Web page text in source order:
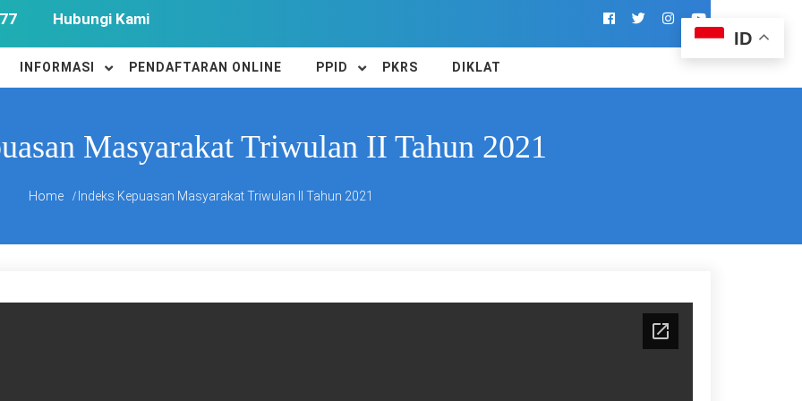
Hubungi Kami
INFORMASI PENDAFTARAN ONLINE PPID PKRS DIKLAT
Masyarakat Triwulan II Tahun 2021
Home Indeks Kepuasan Masyarakat Triwulan II Tahun 2021
ID